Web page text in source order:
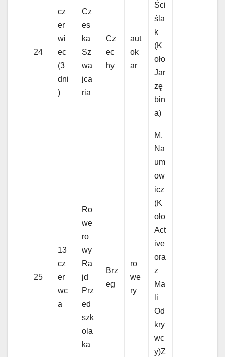
24
cz
er
wi
ec
(3
dni
)
Cz
es
ka
Sz
wa
jca
ria
Cz
ec
hy
aut
ok
ar
Ści
śla
k
(K
oło
Jar
zę
bin
a)
25
13
cz
er
wc
a
Ro
we
ro
wy
Ra
jd
Prz
ed
szk
ola
ka
Brz
eg
ro
we
ry
M.
Na
um
ow
icz
(K
oło
Act
ive
ora
z
Ma
li
Od
kry
wc
y)Z